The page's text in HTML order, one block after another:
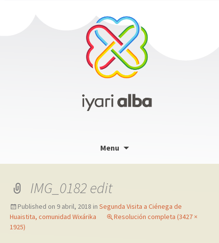
Menu
content
IMG_0182 edit
Published on 9 abril, 2018 in Segunda Visita a Ciénega de
Huaistita, comunidad Wixárika
Resolución completa (3427 ×
1925)